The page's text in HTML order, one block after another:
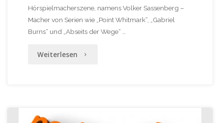
Hörspielmacherszene, namens Volker Sassenberg –
Macher von Serien wie „Point Whitmark“, „Gabriel
Burns“ und „Abseits der Wege“ …
Weiterlesen "Gabriel